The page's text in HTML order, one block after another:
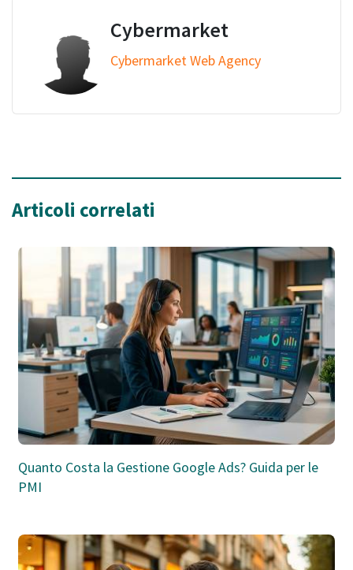
Cybermarket
Cybermarket Web Agency
Articoli correlati
Quanto Costa la Gestione Google Ads? Guida per le
PMI